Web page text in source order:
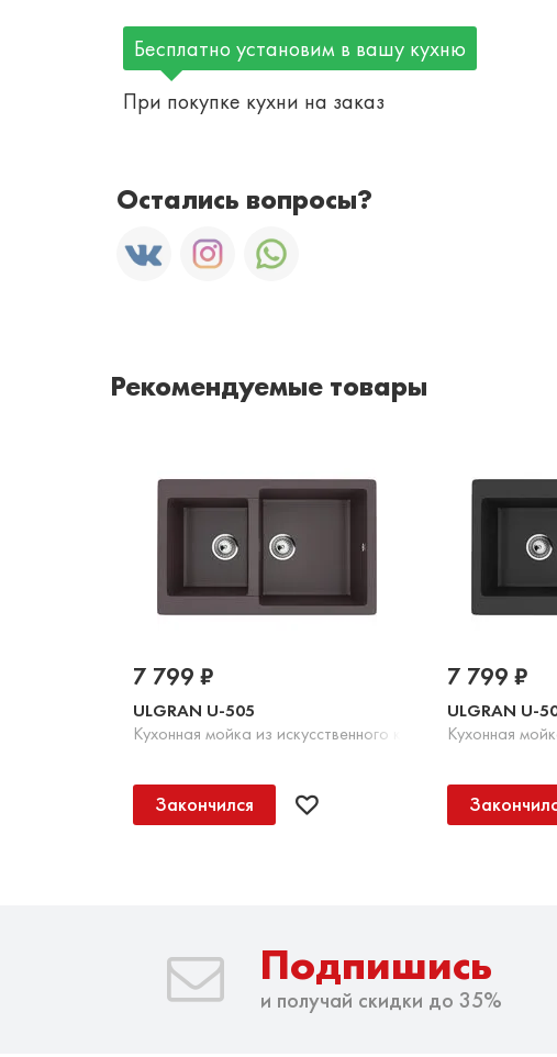
Бесплатно установим в вашу кухню
При покупке кухни на заказ
Остались вопросы?
Рекомендуемые товары
ULGRAN U-505
Кухонная мойка из искусственного камня, 345 Шоколад
7 799 ₽
Закончился
ULGRAN U-
Кухонная
7 799 ₽
Подпишись
и получай скидки до 35%